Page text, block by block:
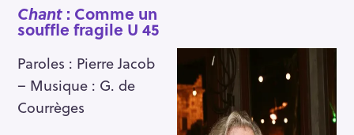
Chant : Comme un
souffle fragile U 45
Paroles : Pierre Jacob
– Musique : G. de
Courrèges